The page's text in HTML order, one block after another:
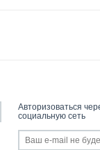
Авторизоваться
социальную сеть